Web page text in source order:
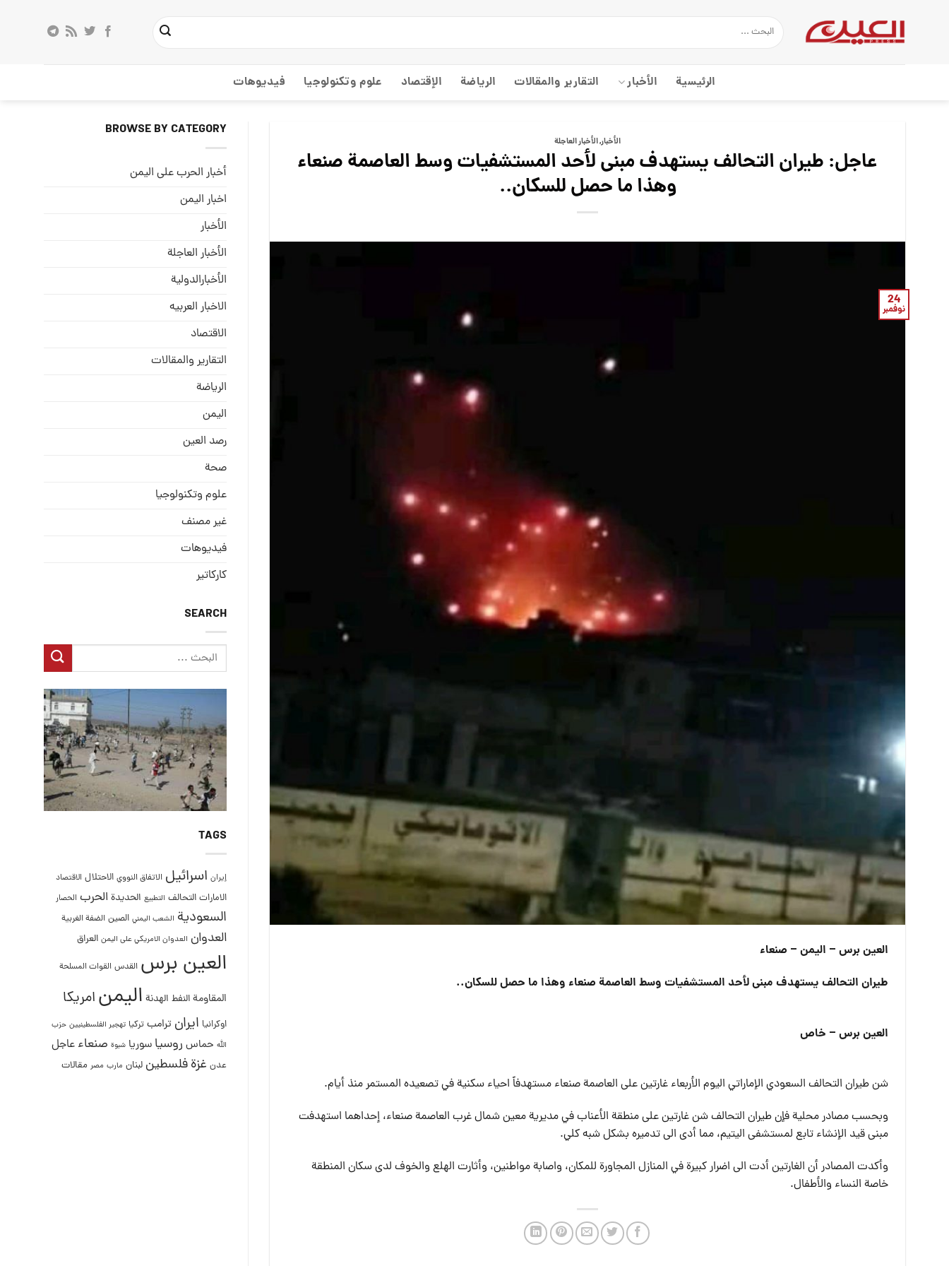
الرئيسية الأخبار التقارير والمقالات الریاضة الإقتصاد علوم وتكنولوجيا فيديوهات
الأخبار,الأخبار العاجلة
عاجل: طيران التحالف يستهدف مبنى لأحد المستشفيات وسط العاصمة صنعاء
وهذا ما حصل للسكان..
24
نوفمبر
العين برس – اليمن – صنعاء
طيران التحالف يستهدف مبنى لأحد المستشفيات وسط العاصمة صنعاء وهذا ما حصل للسكان..
العين برس – خاص
شن طيران التحالف السعودي الإماراتي اليوم الأربعاء غارتين على العاصمة صنعاء مستهدفاً احياء سكنية في تصعيده المستمر منذ أيام.
وبحسب مصادر محلية فإن طيران التحالف شن غارتين على منطقة الأعناب في مديرية معين شمال غرب العاصمة صنعاء، إحداهما استهدفت
مبنى قيد الإنشاء تابع لمستشفى اليتيم، مما أدى الى تدميره بشكل شبه كلي.
وأكدت المصادر أن الغارتين أدت الى اضرار كبيرة في المنازل المجاورة للمكان، واصابة مواطنين، وأثارت الهلع والخوف لدى سكان المنطقة
خاصة النساء والأطفال.
BROWSE BY CATEGORY
أخبار الحرب على اليمن
اخبار اليمن
الأخبار
الأخبار العاجلة
الأخبارالدولية
الاخبار العربيه
الاقتصاد
التقارير والمقالات
الریاضة
الیمن
رصد العین
صحة
علوم وتكنولوجيا
غير مصنف
فيديوهات
كاركاتير
SEARCH
TAGS
إيران اسرائيل الاتفاق النووي الاحتلال الاقتصاد
الامارات التحالف التطبيع الحديدة الحرب الحصار
السعودية الشعب اليمني الصين الضفة الغربية
العدوان العدوان الامريكي على اليمن العراق
العين برس القدس القوات المسلحة
المقاومةالنفط الهدنة اليمنامريكا
اوكرانيا ايران ترامب تركيا تهجير الفلسطينيين حزب
الله حماس روسيا سوريا شبوة صنعاء عاجل
عدن غزةفلسطين لبنان مارب مصر مقالات